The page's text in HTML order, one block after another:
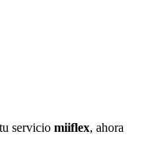
servicio miiflex, ahora